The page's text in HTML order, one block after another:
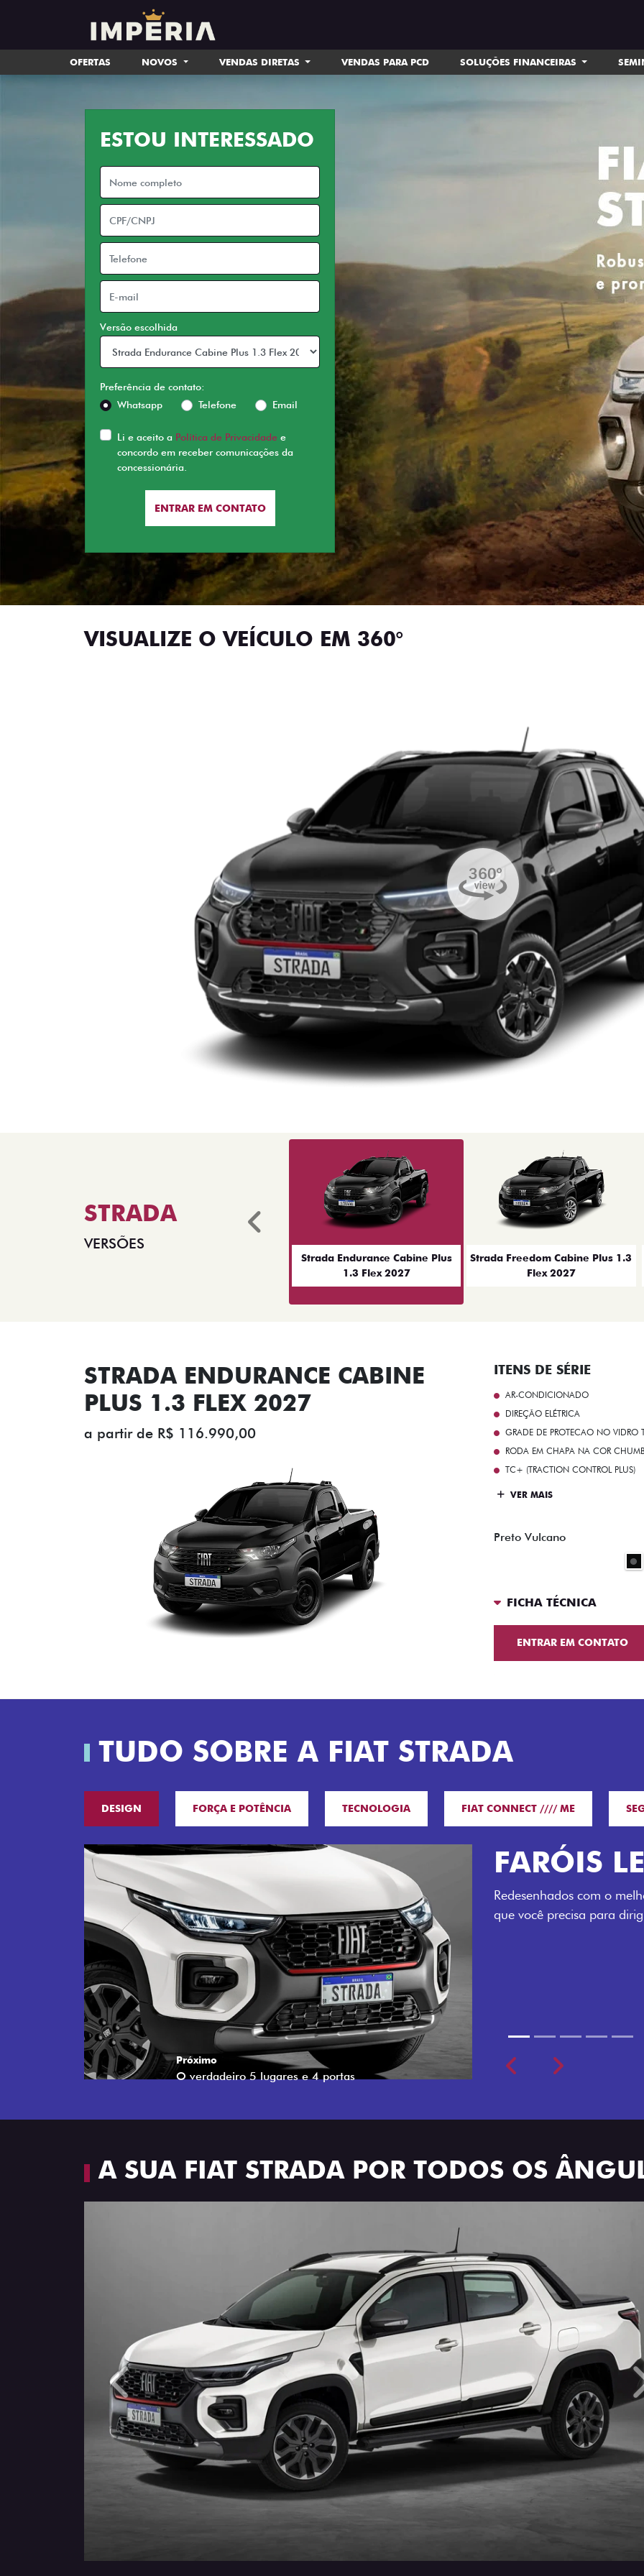
OFERTAS NOVOS VENDAS DIRETAS VENDAS PARA PCD SOLUÇÕES FINANCEIRAS
ESTOU INTERESSADO
Versão escolhida
Preferência de contato:
Whatsapp
Telefone Email
Li e aceito a Política de Privacidade e
concordo em receber comunicações da
concessionária.
ENTRAR EM CONTATO
VISUALIZE O VEÍCULO EM 360°
STRADA
VERSÕES
Strada Endurance Cabine Plus
1.3 Flex 2027
Strada Freedom Cabine Plus 1.3
Flex 2027
Anterior
STRADA ENDURANCE CABINE
PLUS 1.3 FLEX 2027
a partir de R$ 116.990,00
ITENS DE SÉRIE
AR-CONDICIONADO
DIREÇÃO ELÉTRICA
GRADE DE PROTECAO NO VIDRO
RODA EM CHAPA NA COR
TC+ (TRACTION CONTROL PLUS)
VER MAIS
Preto Vulcano
FICHA TÉCNICA
ENTRAR EM CONTATO
TUDO SOBRE A FIAT STRADA
DESIGN FORÇA E POTÊNCIA TECNOLOGIA FIAT CONNECT //// ME
O
LUGARES
Próximo
Espaço e conforto
PreviousNext
A SUA FIAT STRADA POR TODOS OS
Anterior